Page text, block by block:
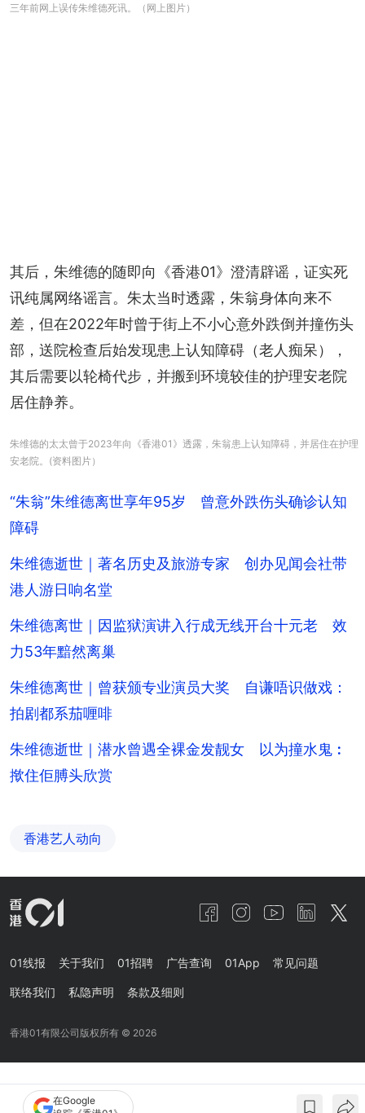
三年前网上误传朱维德死讯。（网上图片）
其后，朱维德的随即向《香港01》澄清辟谣，证实死
讯纯属网络谣言。朱太当时透露，朱翁身体向来不
差，但在2022年时曾于街上不小心意外跌倒并撞伤头
部，送院检查后始发现患上认知障碍（老人痴呆），
其后需要以轮椅代步，并搬到环境较佳的护理安老院
居住静养。
朱维德的太太曾于2023年向《香港01》透露，朱翁患上认知障碍，并居住在护理
安老院。(资料图片）
“朱翁”朱维德离世享年95岁 曾意外跌伤头确诊认知
障碍
朱维德逝世｜著名历史及旅游专家 创办见闻会社带
港人游日响名堂
朱维德离世｜因监狱演讲入行成无线开台十元老 效
力53年黯然离巢
朱维德离世｜曾获颁专业演员大奖 自谦唔识做戏：
拍剧都系茄喱啡
朱维德逝世｜潜水曾遇全裸金发靓女 以为撞水鬼︰
揿住佢膊头欣赏
香港艺人动向
在Google
01线报 关于我们 01招聘 广告查询 01App 常见问题
联络我们 私隐声明 条款及细则
香港01有限公司版权所有 © 2026